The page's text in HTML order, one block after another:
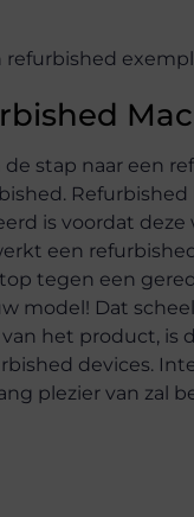
stap naar een
is voordat
een
tegen een
model! Dat
het product, is
devices.
plezier van zal